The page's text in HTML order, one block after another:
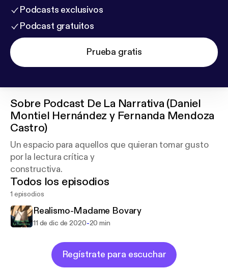
Podcasts exclusivos
Podcast gratuitos
Prueba gratis
Sobre Podcast De La Narrativa (Daniel
Montiel Hernández y Fernanda Mendoza
Castro)
Un espacio para aquellos que quieran tomar gusto
por la lectura crítica y
constructiva.
Todos los episodios
1 episodios
Realismo-Madame Bovary
11 de dic de 2020-20 min
Regístrate para escuchar